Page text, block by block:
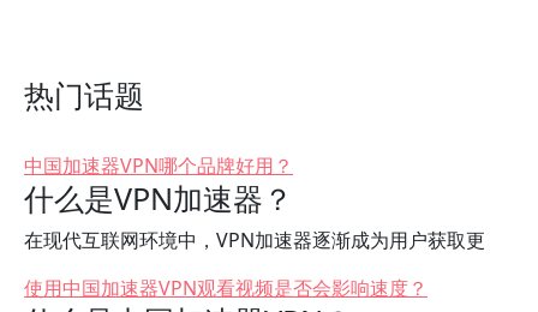
热门话题
中国加速器VPN哪个品牌好用？
什么是VPN加速器？
在现代互联网环境中，VPN加速器逐渐成为用户获取更
使用中国加速器VPN观看视频是否会影响速度？